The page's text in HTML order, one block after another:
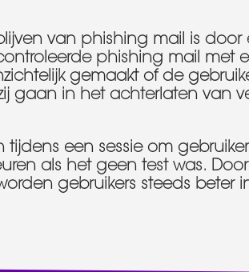
van phishing mail is
phishing mail met
gemaakt of de
gaan in het achterlaten van
een sessie om
als het geen test was.
gebruikers steeds beter